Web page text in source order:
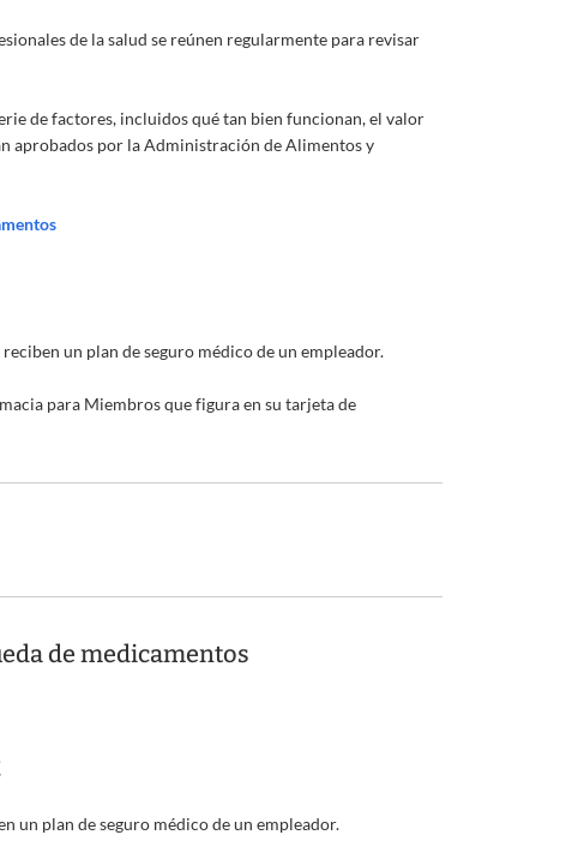
de la salud se reúnen regularmente para revisar
de factores, incluidos qué tan bien funcionan, el valor
aprobados por la Administración de Alimentos y
un plan de seguro médico de un empleador.
para Miembros que figura en su tarjeta de
de medicamentos
un plan de seguro médico de un empleador.